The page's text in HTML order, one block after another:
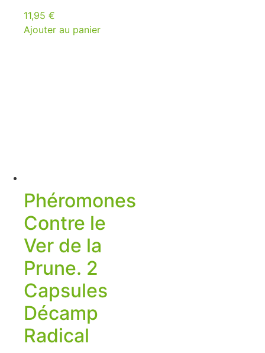
11,95 €
Ajouter au panier
Phéromones
Contre le
Ver de la
Prune. 2
Capsules
Décamp
Radical